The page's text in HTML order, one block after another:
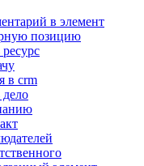
в элемент
позицию
в crm
дело